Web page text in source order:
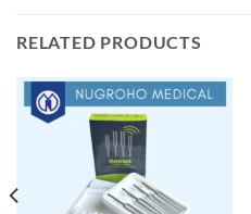
RELATED PRODUCTS